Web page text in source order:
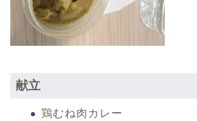
献立
鶏むね肉カレー